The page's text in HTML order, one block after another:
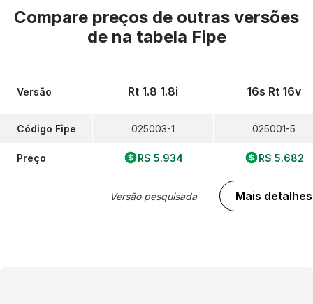
Compare preços de outras versões
de na tabela Fipe
Versão
Código Fipe
Preço
Rt 1.8 1.8i
025003-1
R$ 5.934
Versão pesquisada
16s Rt 16v
025001-5
R$ 5.682
Mais detalhes